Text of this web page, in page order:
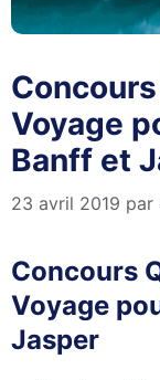
Voyage
Banff et
23 avril 2019 par
Concours
Voyage
Jasper